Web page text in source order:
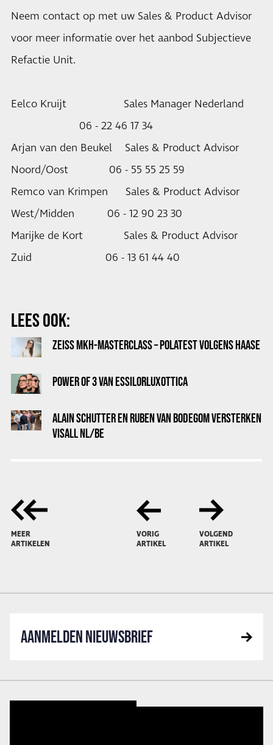
Neem contact op met uw Sales & Product Advisor
voor meer informatie over het aanbod Subjectieve
Refactie Unit.
Eelco Kruijt Sales Manager Nederland
06 - 22 46 17 34
Arjan van den Beukel Sales & Product Advisor
Noord/Oost 06 - 55 55 25 59
Remco van Krimpen Sales & Product Advisor
West/Midden 06 - 12 90 23 30
Marijke de Kort Sales & Product Advisor
Zuid 06 - 13 61 44 40
LEES OOK:
ZEISS MKH-MASTERCLASS – POLATEST VOLGENS HAASE
POWER OF 3 VAN ESSILORLUXOTTICA
ALAIN SCHUTTER EN RUBEN VAN BODEGOM VERSTERKEN
VISALL NL/BE
MEER
ARTIKELEN
VORIG
ARTIKEL
VOLGEND
ARTIKEL
AANMELDEN NIEUWSBRIEF